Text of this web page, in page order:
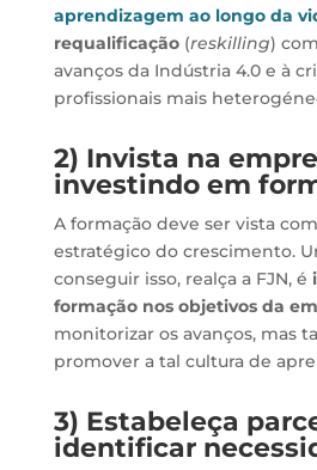
aprendizagem ao longo da
requalificação (reskilling)
avanços da Indústria 4.0 e à
profissionais mais
2) Invista na
investindo em
A formação deve ser vista
estratégico do crescimento.
conseguir isso, realça a FJN, é
formação nos objetivos da
monitorizar os avanços, mas
promover a tal cultura de
3) Estabeleça
identificar